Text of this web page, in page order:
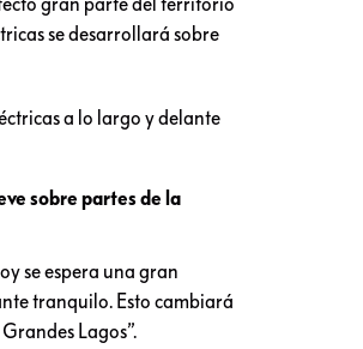
se desarrollará sobre
a lo largo y delante
sobre partes de la
se espera una gran
tranquilo. Esto cambiará
Lagos”.